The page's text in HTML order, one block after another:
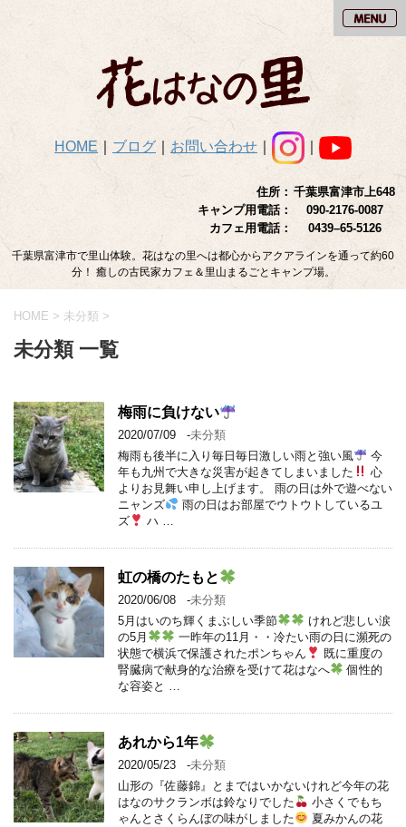
HOME ブログ お問い合わせ
住所： 千葉県富津市上648
キャンプ用電話：
090-2176-0087
カフェ用電話：
0439–65-5126
千葉県富津市で里山体験。花はなの里へは都心からアクアラインを通って約60
分！ 癒しの古民家カフェ＆里山まるごとキャンプ場。
HOME > 未分類 >
未分類 一覧
梅雨に負けない
2020/07/09 -未分類
梅雨も後半に入り毎日毎日激しい雨と強い風
今
年も九州で大きな災害が起きてしまいました
心
よりお見舞い申し上げます。 雨の日は外で遊べない
ニャンズ
雨の日はお部屋でウトウトしているユ
ズ
ハ …
虹の橋のたもと
2020/06/08 -未分類
5月はいのち輝くまぶしい季節
けれど悲しい涙
の5月
一昨年の11月・・冷たい雨の日に瀕死の
状態で横浜で保護されたポンちゃん
既に重度の
腎臓病で献身的な治療を受けて花はなへ
個性的
な容姿と …
あれから1年
2020/05/23 -未分類
山形の『佐藤錦』とまではいかないけれど今年の花
はなのサクランボは鈴なりでした
小さくでもち
ゃんとさくらんぼの味がしました
夏みかんの花